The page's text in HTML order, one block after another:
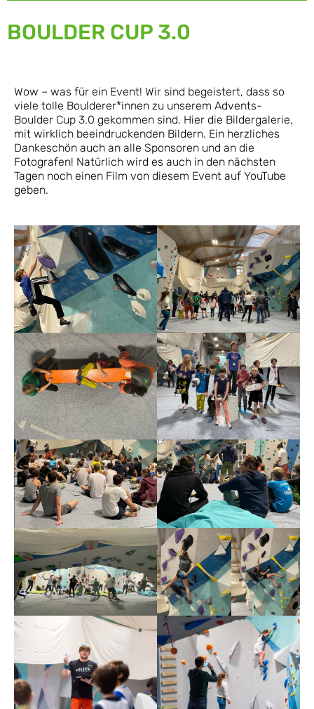
BOULDER CUP 3.0
Wow – was für ein Event! Wir sind begeistert, dass so
viele tolle Boulderer*innen zu unserem Advents-
Boulder Cup 3.0 gekommen sind. Hier die Bildergalerie,
mit wirklich beeindruckenden Bildern. Ein herzliches
Dankeschön auch an alle Sponsoren und an die
Fotografen! Natürlich wird es auch in den nächsten
Tagen noch einen Film von diesem Event auf YouTube
geben.